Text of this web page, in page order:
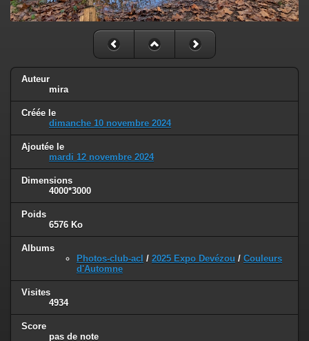
Auteur
mira
Créée le
dimanche 10 novembre 2024
Ajoutée le
mardi 12 novembre 2024
Dimensions
4000*3000
Poids
6576 Ko
Albums
Photos-club-acl / 2025 Expo Devézou / Couleurs
d'Automne
Visites
4934
Score
pas de note